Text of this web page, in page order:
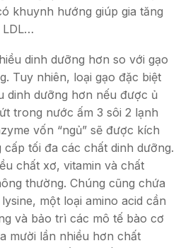
khuynh hướng giúp gia tăng
LDL…
dinh dưỡng hơn so với gạo
Tuy nhiên, loại gạo đặc biệt
dinh dưỡng hơn nếu được ủ
trong nước ấm 3 sôi 2 lạnh
vốn “ngủ” sẽ được kích
tối đa các chất dinh dưỡng.
chất xơ, vitamin và chất
thường. Chúng cũng chứa
một loại amino acid cần
và bảo trì các mô tế bào cơ
mười lần nhiều hơn chất